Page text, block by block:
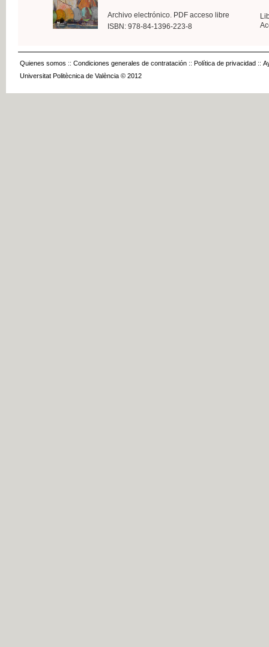
Archivo electrónico. PDF acceso libre
ISBN: 978-84-1396-223-8
Quienes somos :: Condiciones generales de contratación :: Política de privacidad ::
Universitat Politècnica de València © 2012